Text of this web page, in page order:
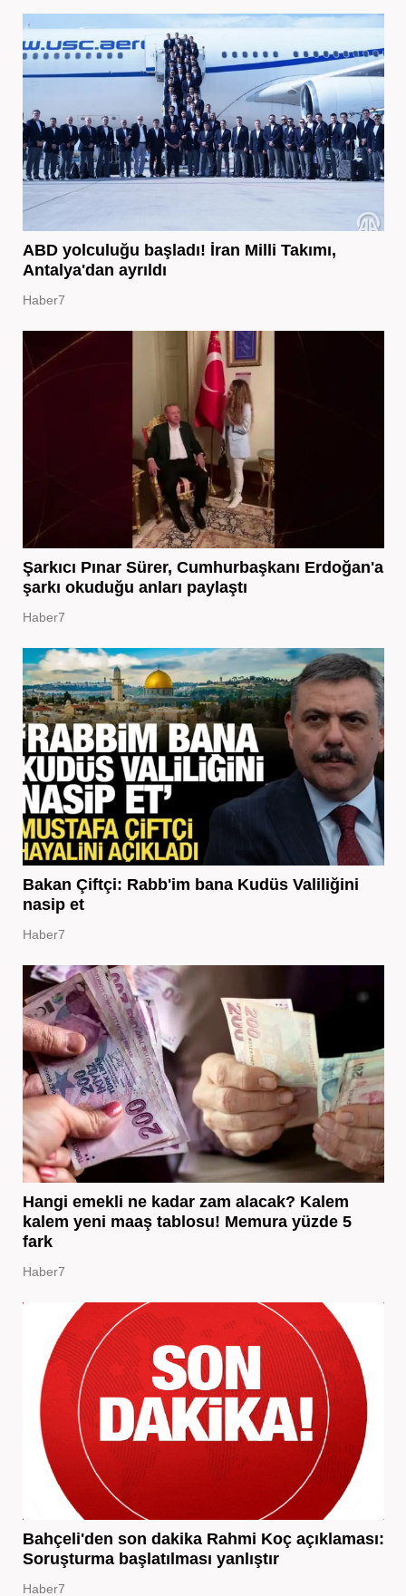
ABD yolculuğu başladı! İran Milli Takımı,
Antalya'dan ayrıldı
Haber7
Şarkıcı Pınar Sürer, Cumhurbaşkanı Erdoğan'a
şarkı okuduğu anları paylaştı
Haber7
Bakan Çiftçi: Rabb'im bana Kudüs Valiliğini
nasip et
Haber7
Hangi emekli ne kadar zam alacak? Kalem
kalem yeni maaş tablosu! Memura yüzde 5
fark
Haber7
Bahçeli'den son dakika Rahmi Koç açıklaması:
Soruşturma başlatılması yanlıştır
Haber7